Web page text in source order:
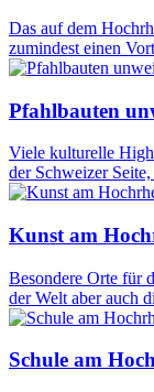
Das auf dem
zumindest einen
Pfahlbauten
Viele kulturelle
der Schweizer
Kunst am
Besondere Orte für
der Welt aber auch
Schule am